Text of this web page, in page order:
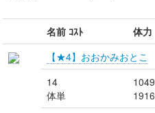
名前 ｺｽﾄ 体力
【★4】おおかみおとこ
14
体単
1049
1916